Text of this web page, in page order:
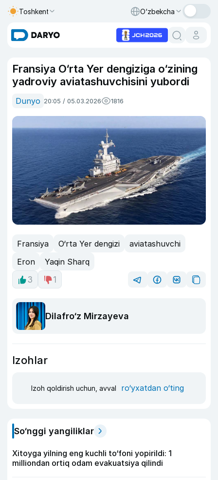
Toshkent O‘zbekcha
Fransiya O‘rta Yer dengiziga o‘zining
yadroviy aviatashuvchisini yubordi
Dunyo 20:05 / 05.03.2026 1816
Fransiya O‘rta Yer dengizi
aviatashuvchi
Eron
Yaqin Sharq
3
1
Dilafro‘z Mirzayeva
Izohlar
Izoh qoldirish uchun, avval ro‘yxatdan o‘ting
So‘nggi yangiliklar
Xitoyga yilning eng kuchli to‘foni yopirildi: 1
milliondan ortiq odam evakuatsiya qilindi